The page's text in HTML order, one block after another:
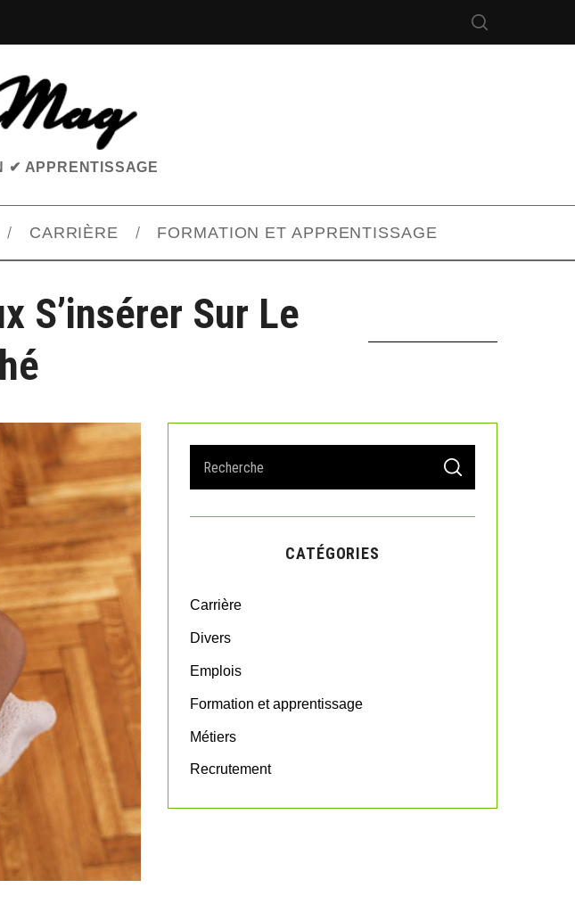
✔ APPRENTISSAGE
CARRIÈRE FORMATION ET APPRENTISSAGE
S’insérer Sur Le
a
r
o
S
A
C
CATÉGORIES
Carrière
Divers
Emplois
Formation et apprentissage
Métiers
Recrutement